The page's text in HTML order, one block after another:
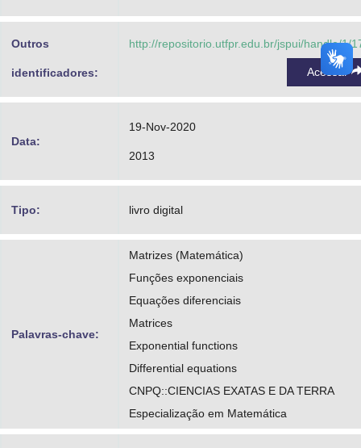
Outros
identificadores:
http://repositorio.utfpr.edu.br/jspui/handle/1/
Acessar
Data:
19-Nov-2020
2013
Tipo: livro digital
Palavras-chave:
Matrizes (Matemática)
Funções exponenciais
Equações diferenciais
Matrices
Exponential functions
Differential equations
CNPQ::CIENCIAS EXATAS E DA TERRA
Especialização em Matemática